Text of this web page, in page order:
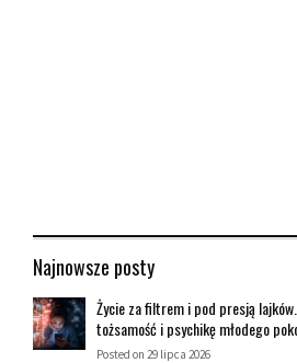
Najnowsze posty
Życie za filtrem i pod presją
tożsamość i psychikę młodego
Posted on 29 lipca 2026